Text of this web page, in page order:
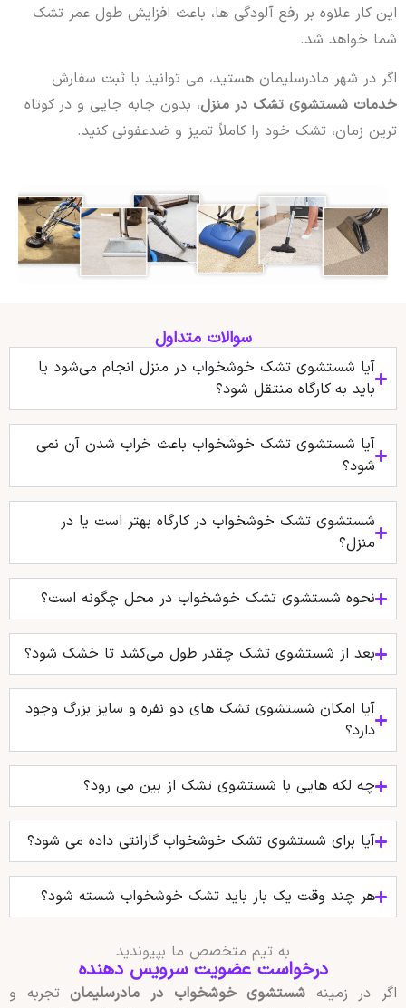
این کار علاوه بر رفع آلودگی ها، باعث افزایش طول عمر تشک
شما خواهد شد.
اگر در شهر مادرسلیمان هستید، می توانید با ثبت سفارش
خدمات شستشوی تشک در منزل، بدون جابه جایی و در کوتاه
ترین زمان، تشک خود را کاملاً تمیز و ضدعفونی کنید.
سوالات متداول
آیا شستشوی تشک خوشخواب در منزل انجام می‌شود یا
باید به کارگاه منتقل شود؟
آیا شستشوی تشک خوشخواب باعث خراب شدن آن نمی
شود؟
شستشوی تشک خوشخواب در کارگاه بهتر است یا در
منزل؟
نحوه شستشوی تشک خوشخواب در محل چگونه است؟
بعد از شستشوی تشک چقدر طول می‌کشد تا خشک شود؟
آیا امکان شستشوی تشک‌ های دو نفره و سایز بزرگ وجود
دارد؟
چه لکه هایی با شستشوی تشک از بین می رود؟
آیا برای شستشوی تشک خوشخواب گارانتی داده می‌ شود؟
هر چند وقت یک بار باید تشک خوشخواب شسته شود؟
به تیم متخصص ما بپیوندید
درخواست عضویت سرویس دهنده
اگر در زمینه شستشوی خوشخواب در مادرسلیمانتجربه و